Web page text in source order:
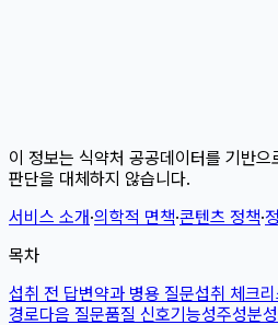
이 정보는 식약처 공공데이터를 기반
판단을 대체하지 않습니다.
서비스 소개·의학적 면책·콘텐츠 정책·
목차
섭취 전 답변약과 병용 질문섭취 체크
경로다음 질문품질 신호기능성주성분